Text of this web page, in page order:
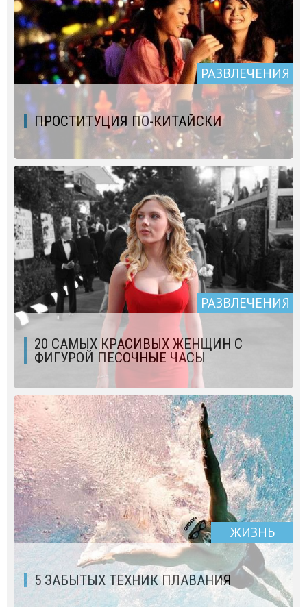
РАЗВЛЕЧЕНИЯ
ПРОСТИТУЦИЯ ПО-КИТАЙСКИ
РАЗВЛЕЧЕНИЯ
20 САМЫХ КРАСИВЫХ ЖЕНЩИН С
ФИГУРОЙ ПЕСОЧНЫЕ ЧАСЫ
ЖИЗНЬ
5 ЗАБЫТЫХ ТЕХНИК ПЛАВАНИЯ